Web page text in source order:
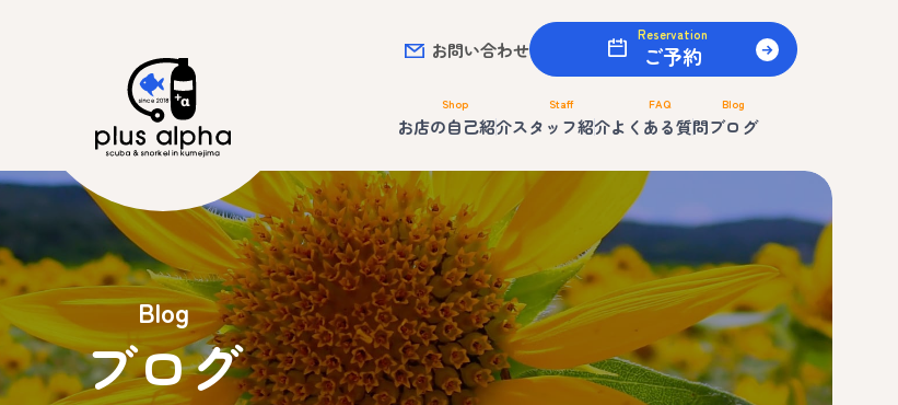
お問い合わせ
Reservation
ご予約
Shop
お店の自己紹介
Staff
スタッフ紹介
FAQ
よくある質問
Blog
ブログ
Blog
ブログ